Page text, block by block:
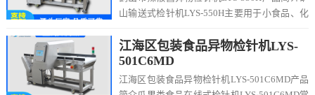
山输送式检针机LYS-550H主要用于小食品、化
江海区包装食品异物检针机LYS-
501C6MD
江海区包装食品异物检针机LYS-501C6MD产品